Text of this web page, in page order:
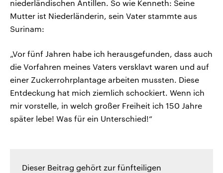
niederländischen Antillen. So wie Kenneth: Seine
Mutter ist Niederländerin, sein Vater stammte aus
Surinam:
„Vor fünf Jahren habe ich herausgefunden, dass auch
die Vorfahren meines Vaters versklavt waren und auf
einer Zuckerrohrplantage arbeiten mussten. Diese
Entdeckung hat mich ziemlich schockiert. Wenn ich
mir vorstelle, in welch großer Freiheit ich 150 Jahre
später lebe! Was für ein Unterschied!“
Dieser Beitrag gehört zur fünfteiligen